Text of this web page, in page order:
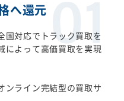
へ還元
国対応でトラック買取を
によって高価買取を実現
ンライン完結型の買取サ